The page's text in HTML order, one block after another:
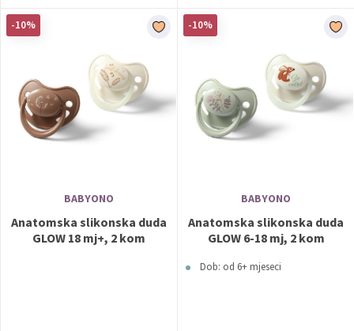
-10%
BABYONO
Anatomska slikonska duda
GLOW 18 mj+, 2 kom
-10%
BABYONO
Anatomska slikonska duda
GLOW 6-18 mj, 2 kom
Dob: od 6+ mjeseci